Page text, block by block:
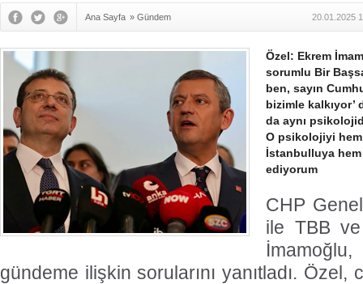
Kemal
'Kurultay
İtalyan
Ana Sayfa » Gündem 20.01.2025
Özel: Ekrem
sorumlu Bir
ben, sayın
bizimle kalkıyor’
da aynı
O psikolojiyi
İstanbulluya
ediyorum
CHP
ile TBB
gündeme ilişkin sorularını yanıtladı. Özel,